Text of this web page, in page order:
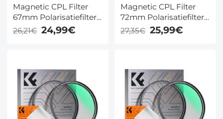
Magnetic CPL Filter
67mm Polarisatiefilter
Ultradun Optisch Glas
26,21€ 24,99€
Magnetic CPL Filter
72mm Polarisatiefilter
Ultradun Optisch Glas
27,35€ 25,99€